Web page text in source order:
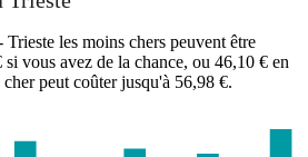
les moins chers peuvent être
vous avez de la chance, ou 46,10 € en
peut coûter jusqu'à 56,98 €.